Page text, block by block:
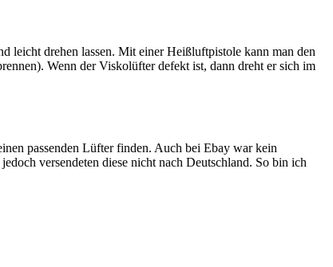
leicht drehen lassen. Mit einer Heißluftpistole kann man den
Wenn der Viskolüfter defekt ist, dann dreht er sich im
passenden Lüfter finden. Auch bei Ebay war kein
versendeten diese nicht nach Deutschland. So bin ich